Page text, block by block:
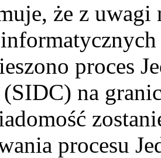
że z uwagi
proces
na
procesu